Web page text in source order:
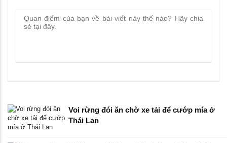
Voi rừng đói ăn chờ xe tải để cướp mía ở
Thái Lan